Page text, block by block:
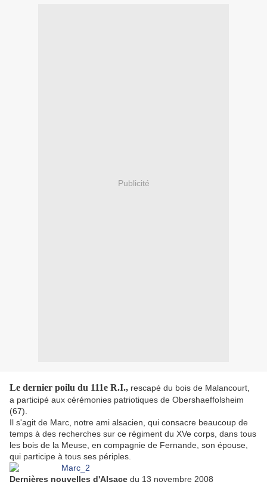
Publicité
Le dernier poilu du 111e R.I., rescapé du bois de Malancourt,
a participé aux cérémonies patriotiques de Obershaeffolsheim
(67).
Il s'agit de Marc, notre ami alsacien, qui consacre beaucoup de
temps à des recherches sur ce régiment du XVe corps, dans tous
les bois de la Meuse, en compagnie de Fernande, son épouse,
qui participe à tous ses périples.
Dernières nouvelles d'Alsace du 13 novembre 2008